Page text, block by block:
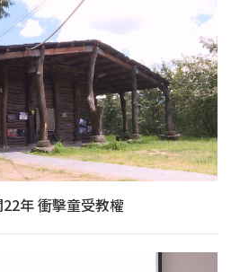
年 衝擊童受教權